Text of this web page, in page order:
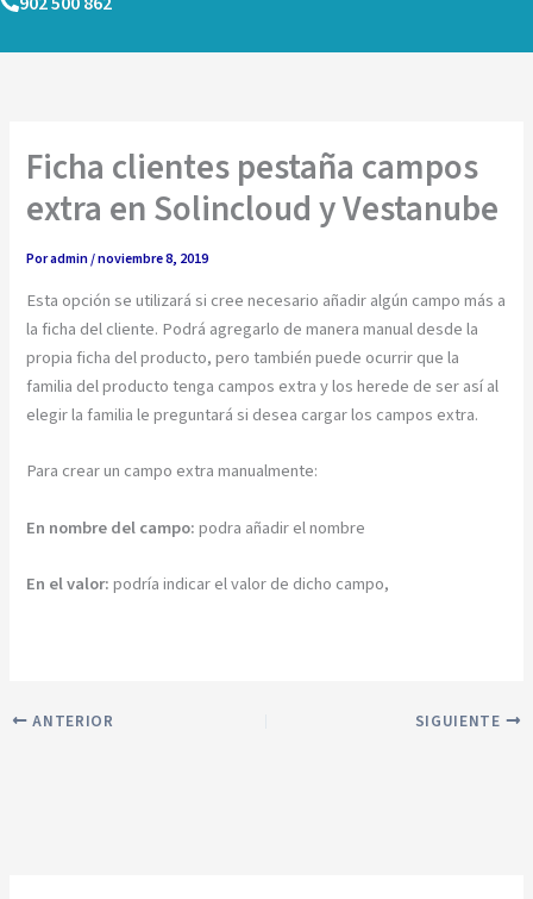
Ir
Ficha clientes pestaña campos
extra en Solincloud y Vestanube
Poradmin/noviembre 8, 2019
Esta opción se utilizará si cree necesario añadir algún campo más a
la ficha del cliente. Podrá agregarlo de manera manual desde la
propia ficha del producto, pero también puede ocurrir que la
familia del producto tenga campos extra y los herede de ser así al
elegir la familia le preguntará si desea cargar los campos extra.
Para crear un campo extra manualmente:
En nombre del campo:podra añadir el nombre
En el valor:podría indicar el valor de dicho campo,
ANTERIOR SIGUIENTE